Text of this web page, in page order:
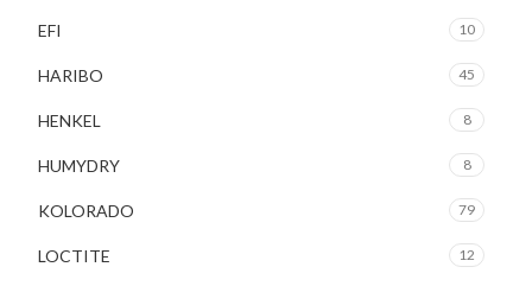
EFI 10
HARIBO 45
HENKEL 8
HUMYDRY 8
KOLORADO 79
LOCTITE 12